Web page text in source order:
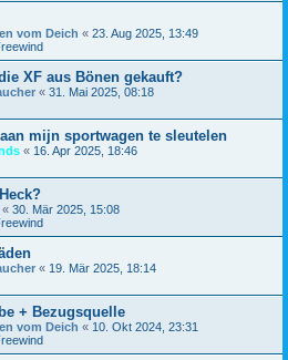
vom Deich « 23. Aug 2025, 13:49
XF aus Bönen gekauft?
« 31. Mai 2025, 08:18
mijn sportwagen te sleutelen
« 16. Apr 2025, 18:46
« 30. Mär 2025, 15:08
« 19. Mär 2025, 18:14
+ Bezugsquelle
vom Deich « 10. Okt 2024, 23:31